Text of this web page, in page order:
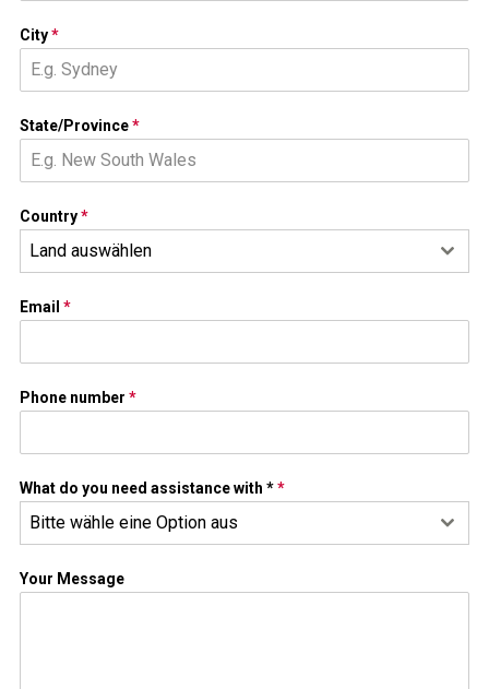
City*
State/Province*
Country*
Land auswählen
Email *
Phone number *
What do you need assistance with **
Bitte wähle eine Option aus
Your Message